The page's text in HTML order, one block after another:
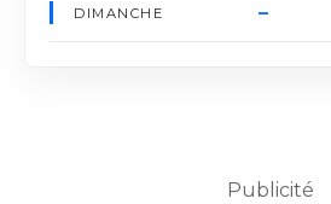
DIMANCHE –
Publicité